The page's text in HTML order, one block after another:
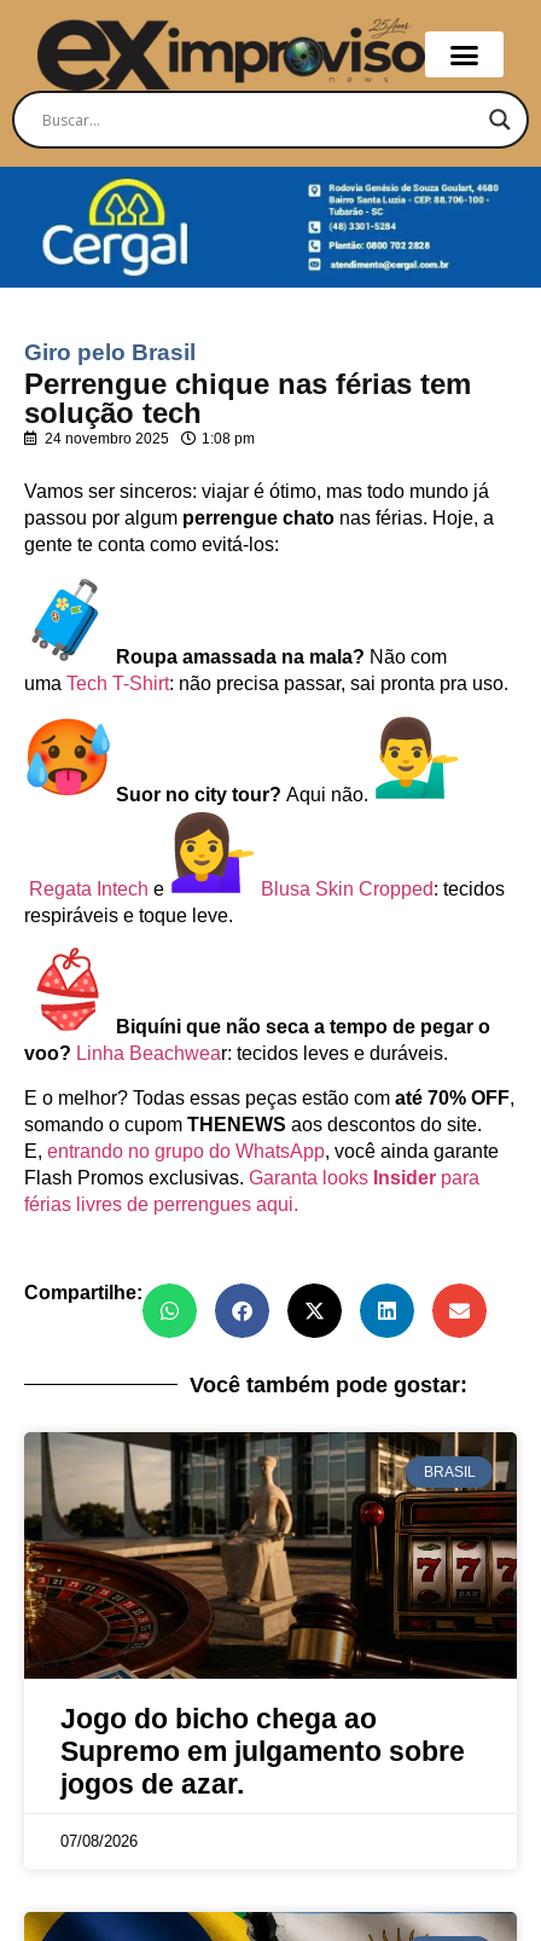
Giro pelo Brasil
Perrengue chique nas férias tem
solução tech
24 novembro 2025 1:08 pm
Vamos ser sinceros: viajar é ótimo, mas todo mundo já
passou por algum perrengue chato nas férias. Hoje, a
gente te conta como evitá-los:
Roupa amassada na mala? Não com
uma Tech T-Shirt: não precisa passar, sai pronta pra uso.
Suor no city tour? Aqui não.
Regata Intech e Blusa Skin Cropped: tecidos
respiráveis e toque leve.
Biquíni que não seca a tempo de pegar o
voo? Linha Beachwear: tecidos leves e duráveis.
E o melhor? Todas essas peças estão com até 70% OFF,
somando o cupom THENEWS aos descontos do site.
E, entrando no grupo do WhatsApp, você ainda garante
Flash Promos exclusivas. Garanta looks Insider para
férias livres de perrengues aqui.
Compartilhe:
Você também pode gostar:
BRASIL
Jogo do bicho chega ao
Supremo em julgamento sobre
jogos de azar.
07/08/2026